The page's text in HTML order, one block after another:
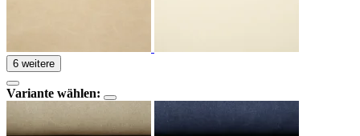
6 weitere
Variante wählen: